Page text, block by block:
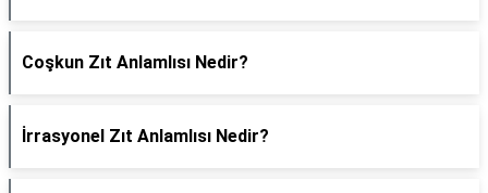
Coşkun Zıt Anlamlısı Nedir?
İrrasyonel Zıt Anlamlısı Nedir?